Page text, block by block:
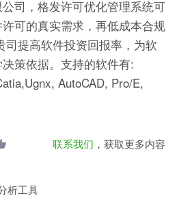
司，格发许可优化管理系统可
可的真实需求，再低成本合规
司提高软件投资回报率，为软
策依据。支持的软件有:
AutoCAD, Pro/E,
联系我们 ，获取更多内容
析工具